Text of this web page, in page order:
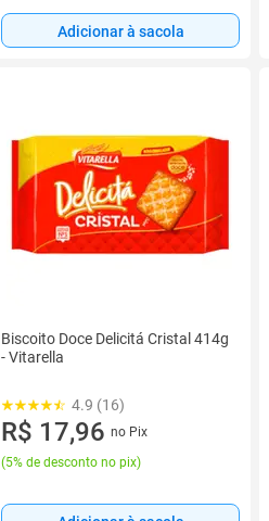
Adicionar à sacola
Biscoito Doce Delicitá Cristal 414g
- Vitarella
4.9 (16)
R$ 17,96 no Pix
(5% de desconto no pix)